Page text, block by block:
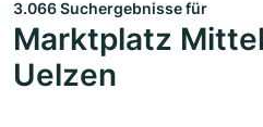
3.066 Suchergebnisse für
Marktplatz
Uelzen